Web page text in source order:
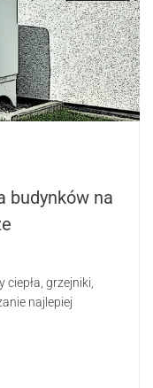
budynków na
grzejniki,
najlepiej